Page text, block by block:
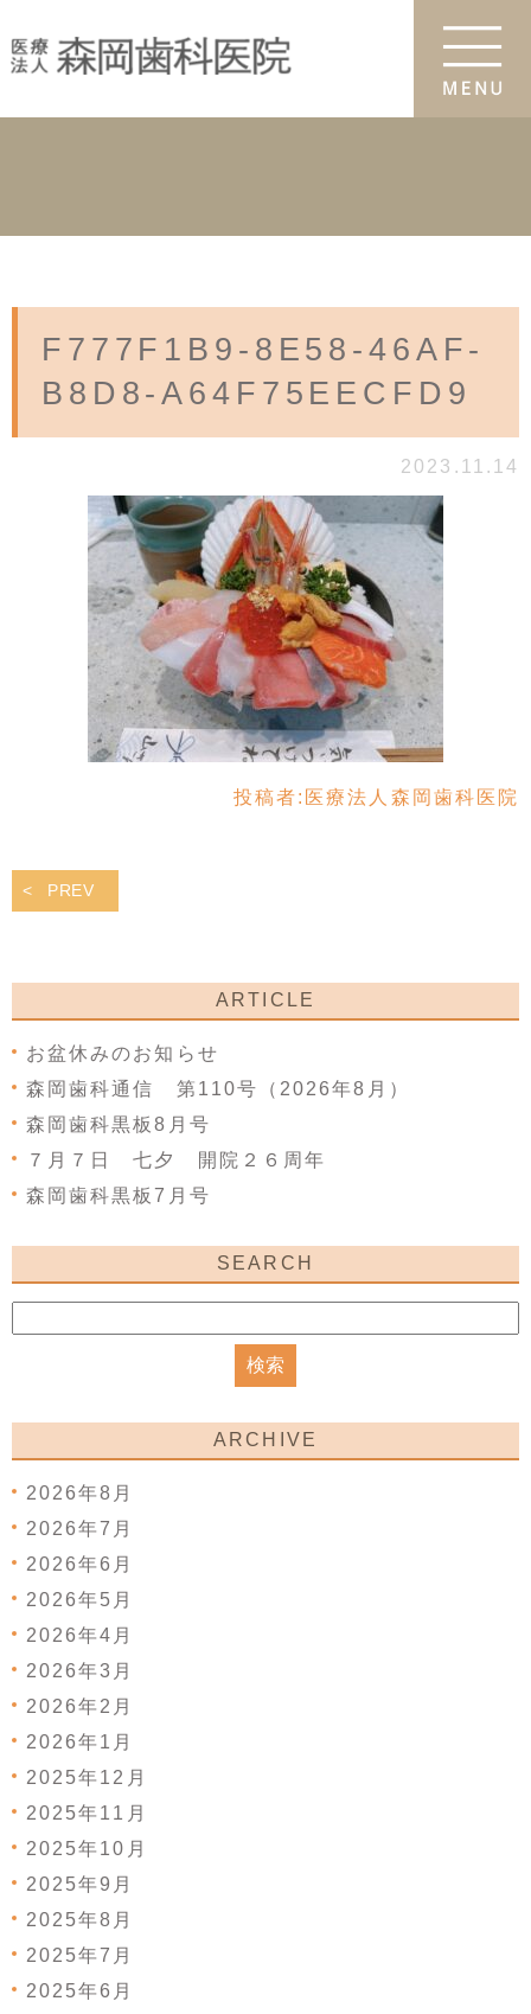
F777F1B9-8E58-46AF-
B8D8-A64F75EECFD9
2023.11.14
投稿者: 医療法人森岡歯科医院
PREV
ARTICLE
お盆休みのお知らせ
森岡歯科通信 第110号（2026年8月）
森岡歯科黒板8月号
７月７日 七夕 開院２６周年
森岡歯科黒板7月号
SEARCH
ARCHIVE
2026年8月
2026年7月
2026年6月
2026年5月
2026年4月
2026年3月
2026年2月
2026年1月
2025年12月
2025年11月
2025年10月
2025年9月
2025年8月
2025年7月
2025年6月